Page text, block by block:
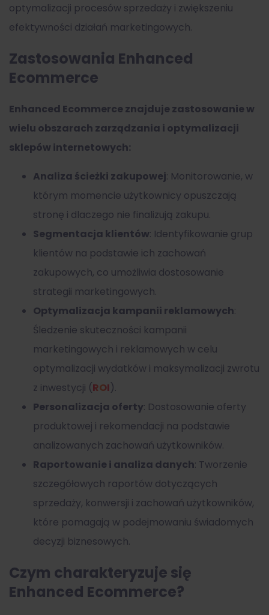
optymalizacji procesów sprzedaży i zwiększeniu
efektywności działań marketingowych.
Zastosowania Enhanced
Ecommerce
Enhanced Ecommerce znajduje zastosowanie w
wielu obszarach zarządzania i optymalizacji
sklepów internetowych:
Analiza ścieżki zakupowej: Monitorowanie, w
którym momencie użytkownicy opuszczają
stronę i dlaczego nie finalizują zakupu.
Segmentacja klientów: Identyfikowanie grup
klientów na podstawie ich zachowań
zakupowych, co umożliwia dostosowanie
strategii marketingowych.
Optymalizacja kampanii reklamowych:
Śledzenie skuteczności kampanii
marketingowych i reklamowych w celu
optymalizacji wydatków i maksymalizacji zwrotu
z inwestycji (ROI).
Personalizacja oferty: Dostosowanie oferty
produktowej i rekomendacji na podstawie
analizowanych zachowań użytkowników.
Raportowanie i analiza danych: Tworzenie
szczegółowych raportów dotyczących
sprzedaży, konwersji i zachowań użytkowników,
które pomagają w podejmowaniu świadomych
decyzji biznesowych.
Czym charakteryzuje się
Enhanced Ecommerce?